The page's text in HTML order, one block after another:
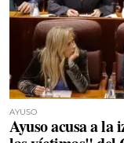
AYUSO
Ayuso acusa a